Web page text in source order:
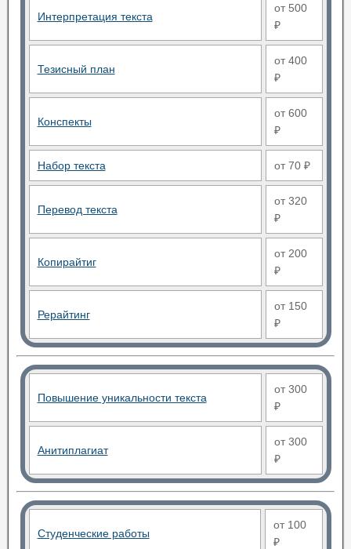
Интерпретация текста
от 500
₽
Тезисный план
от 400
₽
Конспекты
от 600
₽
Набор текста от 70 ₽
Перевод текста
от 320
₽
Копирайтиг
от 200
₽
Рерайтинг
от 150
₽
Повышение уникальности текста
от 300
₽
Анитиплагиат
от 300
₽
Студенческие работы
от 100
₽